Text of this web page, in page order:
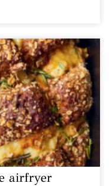
airfryer